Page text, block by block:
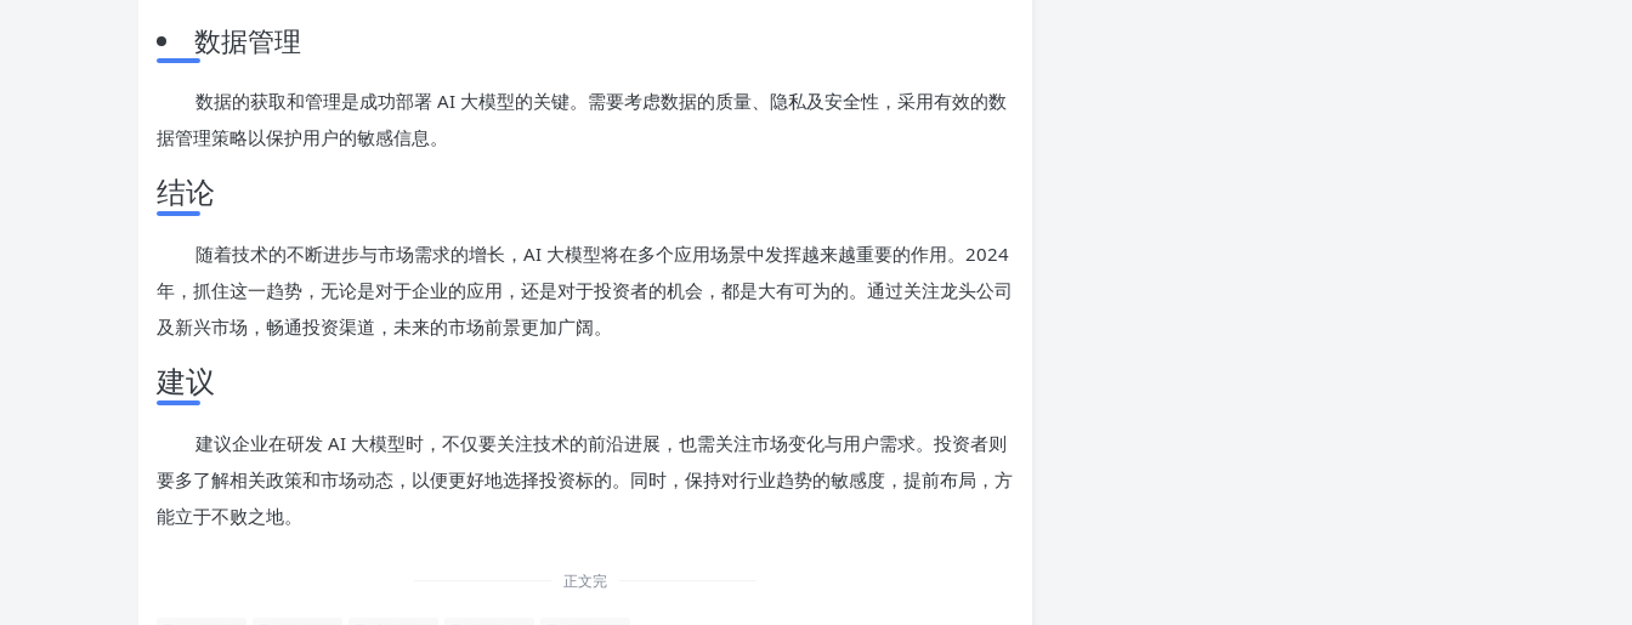
数据管理
数据的获取和管理是成功部署 AI 大模型的关键。需要考虑数据的质量、隐私及安全性，采用有效的数
据管理策略以保护用户的敏感信息。
结论
随着技术的不断进步与市场需求的增长，AI 大模型将在多个应用场景中发挥越来越重要的作用。2024
年，抓住这一趋势，无论是对于企业的应用，还是对于投资者的机会，都是大有可为的。通过关注龙头公司
及新兴市场，畅通投资渠道，未来的市场前景更加广阔。
建议
建议企业在研发 AI 大模型时，不仅要关注技术的前沿进展，也需关注市场变化与用户需求。投资者则
要多了解相关政策和市场动态，以便更好地选择投资标的。同时，保持对行业趋势的敏感度，提前布局，方
能立于不败之地。
正文完